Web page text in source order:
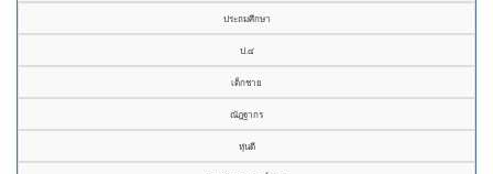
ประถมศึกษา
ป.๔
เด็กชาย
ณัฎฐากร
หุ่นดี